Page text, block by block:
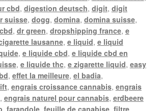
cbd, digestion deutsch, digit, digit
suisse, dogg, domina, domina suisse,
, dr green, dropshipping france, e
lausanne, e liquid, e liquid
, e liquide cbd, e liquide cbd en
, e liquide thc, e zigarette liquid, easy
, effet la meilleure, el badia,
, engrais croissance cannabis, engrais
, engrais naturel pour cannabis, erdbeere
, farandole, feuille de canabise, filtre